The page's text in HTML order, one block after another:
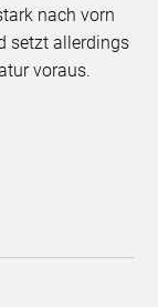
nach vorn
setzt allerdings
voraus.